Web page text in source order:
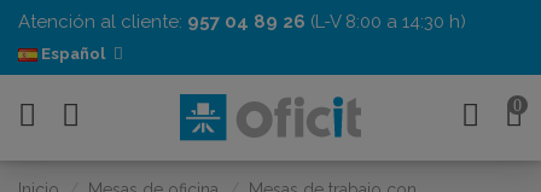
Atención al cliente: 957 04 89 26 (L-V 8:00 a 14:30 h)
Español
0